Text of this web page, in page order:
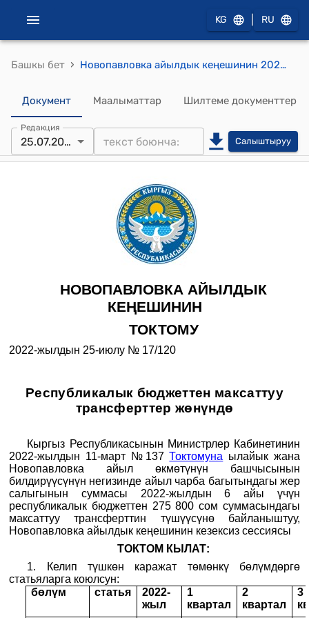
KG RU
Башкы бет › Новопавловка айылдык кеңешинин 2022-жылдын 25-июлу № 17/120 "Республикалык бюджеттен максаттуу трансферттер жөнүндө" токтому
Документ Маалыматтар Шилтеме документтер
Редакция
25.07.2022 Салыштыруу